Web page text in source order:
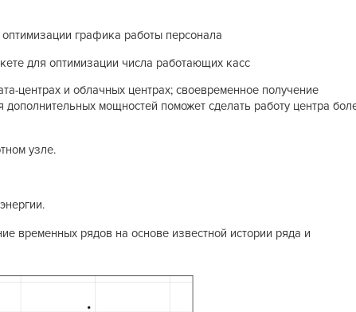
графика работы персонала
для оптимизации числа работающих касс
центрах и облачных центрах; своевременное получение
мощностей поможет сделать работу центра
узле.
временных рядов на основе известной истории ряда и